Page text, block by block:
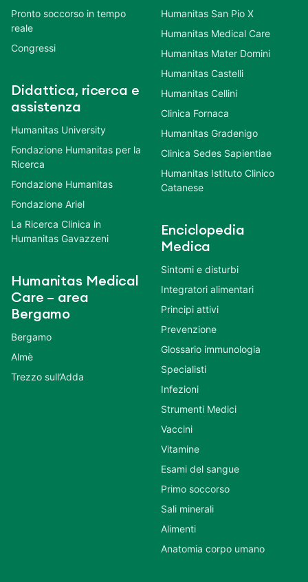
Pronto soccorso in tempo
reale
Congressi
Didattica, ricerca e
assistenza
Humanitas University
Fondazione Humanitas per la
Ricerca
Fondazione Humanitas
Fondazione Ariel
La Ricerca Clinica in
Humanitas Gavazzeni
Humanitas Medical
Care – area
Bergamo
Bergamo
Almè
Trezzo sull’Adda
Humanitas San Pio X
Humanitas Medical Care
Humanitas Mater Domini
Humanitas Castelli
Humanitas Cellini
Clinica Fornaca
Humanitas Gradenigo
Clinica Sedes Sapientiae
Humanitas Istituto Clinico
Catanese
Enciclopedia
Medica
Sintomi e disturbi
Integratori alimentari
Principi attivi
Prevenzione
Glossario immunologia
Specialisti
Infezioni
Strumenti Medici
Vaccini
Vitamine
Esami del sangue
Primo soccorso
Sali minerali
Alimenti
Anatomia corpo umano